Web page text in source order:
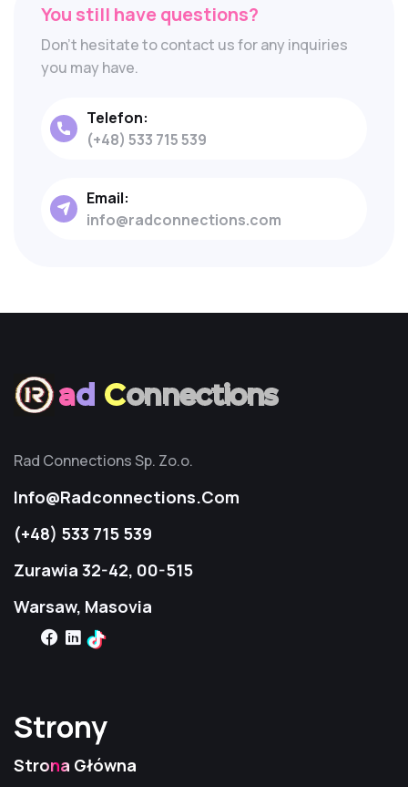
You still have questions?
Don't hesitate to contact us for any inquiries
you may have.
Telefon:
(+48) 533 715 539
Email:
info@radconnections.com
ad Connections
Rad Connections Sp. Zo.o.
Info@radconnections.com
(+48) 533 715 539
Zurawia 32-42, 00-515
Warsaw, Masovia
Strony
Strony
Strony
Strona Główna